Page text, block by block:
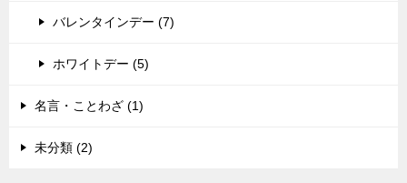
バレンタインデー (7)
ホワイトデー (5)
名言・ことわざ (1)
未分類 (2)